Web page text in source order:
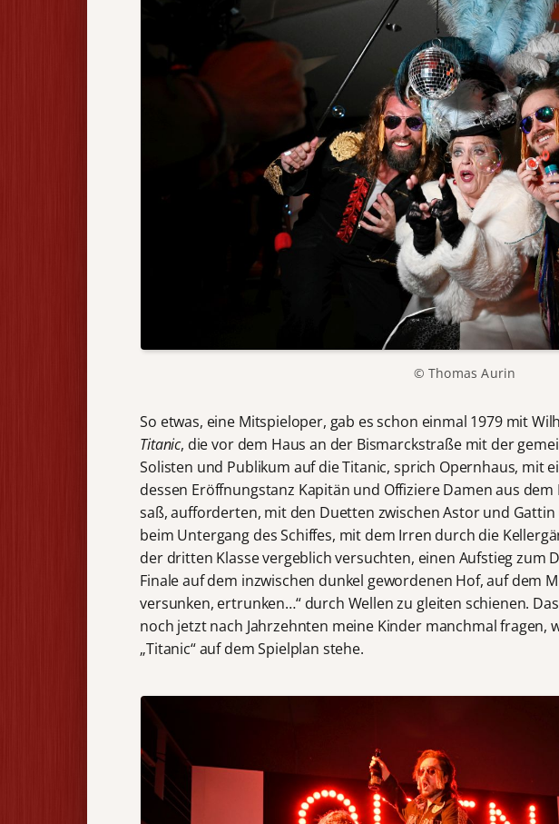
© Thomas Aurin
So etwas, eine Mitspieloper, gab es schon einmal 1979 mit
Titanic, die vor dem Haus an der Bismarckstraße mit der
Solisten und Publikum auf die Titanic, sprich Opernhaus, mit
dessen Eröffnungstanz Kapitän und Offiziere Damen aus
saß, aufforderten, mit den Duetten zwischen Astor und
beim Untergang des Schiffes, mit dem Irren durch die
der dritten Klasse vergeblich versuchten, einen Aufstieg zum
Finale auf dem inzwischen dunkel gewordenen Hof, auf dem
versunken, ertrunken…“ durch Wellen zu gleiten schienen.
noch jetzt nach Jahrzehnten meine Kinder manchmal fragen,
„Titanic“ auf dem Spielplan stehe.